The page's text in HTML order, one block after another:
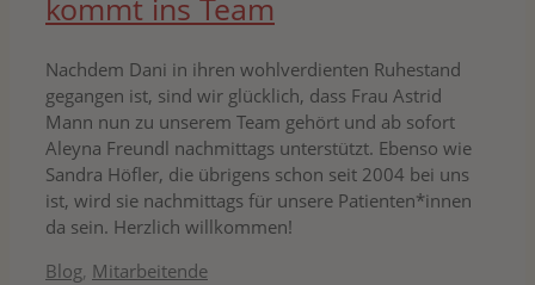
kommt ins Team
Nachdem Dani in ihren wohlverdienten Ruhestand
gegangen ist, sind wir glücklich, dass Frau Astrid
Mann nun zu unserem Team gehört und ab sofort
Aleyna Freundl nachmittags unterstützt. Ebenso wie
Sandra Höfler, die übrigens schon seit 2004 bei uns
ist, wird sie nachmittags für unsere Patienten*innen
da sein. Herzlich willkommen!
Kategorien
Blog, Mitarbeitende